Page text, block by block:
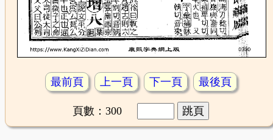
最前頁 上一頁 下一頁 最後頁
頁數：300